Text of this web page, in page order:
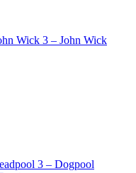
Wick 3 – John Wick
3 – Dogpool